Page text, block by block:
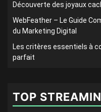
Découverte des joyaux
WebFeather – Le Guide
du Marketing Digital
Les critères essentiels à
parfait
TOP